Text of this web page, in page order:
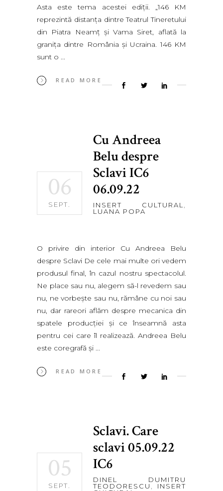
Asta este tema acestei ediţii. „146 KM
reprezintă distanța dintre Teatrul Tineretului
din Piatra Neamț și Vama Siret, aflată la
granița dintre România și Ucraina. 146 KM
sunt o
READ MORE
06
SEPT.
Cu Andreea
Belu despre
Sclavi IC6
06.09.22
INSERT CULTURAL,
LUANA POPA
O privire din interior Cu Andreea Belu
despre Sclavi De cele mai multe ori vedem
produsul final, în cazul nostru spectacolul.
Ne place sau nu, alegem să-l revedem sau
nu, ne vorbeşte sau nu, rămâne cu noi sau
nu, dar rareori aflăm despre mecanica din
spatele producţiei şi ce înseamnă asta
pentru cei care îl realizează. Andreea Belu
este coregrafă și
READ MORE
05
SEPT.
Sclavi. Care
sclavi 05.09.22
IC6
DINEL DUMITRU
TEODORESCU , INSERT